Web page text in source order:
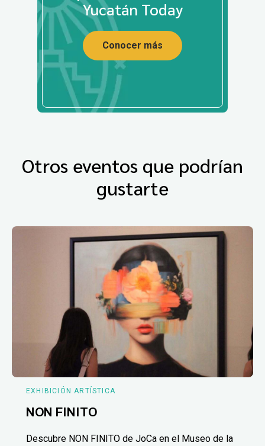
Yucatán Today
Conocer más
Otros eventos que podrían
gustarte
EXHIBICIÓN ARTÍSTICA
NON FINITO
Descubre NON FINITO de JoCa en el Museo de la